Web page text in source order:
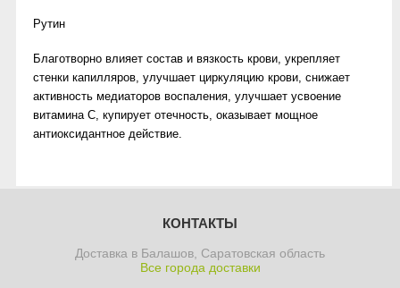
Рутин
Благотворно влияет состав и вязкость крови, укрепляет
стенки капилляров, улучшает циркуляцию крови, снижает
активность медиаторов воспаления, улучшает усвоение
витамина С, купирует отечность, оказывает мощное
антиоксидантное действие.
КОНТАКТЫ
Доставка в Балашов, Саратовская область
Все города доставки